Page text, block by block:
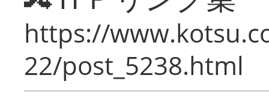
https://
22/post_5238.html